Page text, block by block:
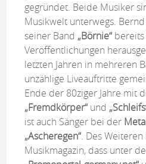
gegründet. Beide Musiker
Musikwelt unterwegs.
seiner Band „Börnie“bereits
Veröffentlichungen
letzten Jahren in mehreren
unzählige Liveauftritte
Ende der 80ziger Jahre mit
„Fremdkörper“und
ist auch Sänger bei der
„Ascheregen“. Des
Musikmagazin, dass unter